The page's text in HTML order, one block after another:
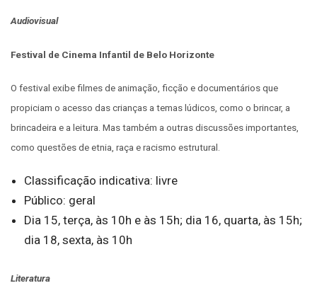
Audiovisual
Festival de Cinema Infantil de Belo Horizonte
O festival exibe filmes de animação, ficção e documentários que
propiciam o acesso das crianças a temas lúdicos, como o brincar, a
brincadeira e a leitura. Mas também a outras discussões importantes,
como questões de etnia, raça e racismo estrutural.
Classificação indicativa: livre
Público: geral
Dia 15, terça, às 10h e às 15h; dia 16, quarta, às 15h;
dia 18, sexta, às 10h
Literatura